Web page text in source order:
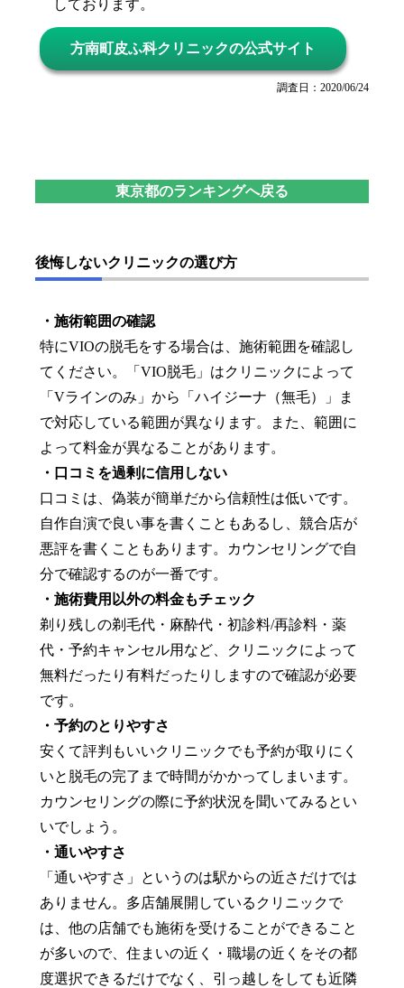
しております。
方南町皮ふ科クリニックの公式サイト
調査日：2020/06/24
東京都のランキングへ戻る
後悔しないクリニックの選び方
・施術範囲の確認
特にVIOの脱毛をする場合は、施術範囲を確認し
てください。「VIO脱毛」はクリニックによって
「Vラインのみ」から「ハイジーナ（無毛）」ま
で対応している範囲が異なります。また、範囲に
よって料金が異なることがあります。
・口コミを過剰に信用しない
口コミは、偽装が簡単だから信頼性は低いです。
自作自演で良い事を書くこともあるし、競合店が
悪評を書くこともあります。カウンセリングで自
分で確認するのが一番です。
・施術費用以外の料金もチェック
剃り残しの剃毛代・麻酔代・初診料/再診料・薬
代・予約キャンセル用など、クリニックによって
無料だったり有料だったりしますので確認が必要
です。
・予約のとりやすさ
安くて評判もいいクリニックでも予約が取りにく
いと脱毛の完了まで時間がかかってしまいます。
カウンセリングの際に予約状況を聞いてみるとい
いでしょう。
・通いやすさ
「通いやすさ」というのは駅からの近さだけでは
ありません。多店舗展開しているクリニックで
は、他の店舗でも施術を受けることができること
が多いので、住まいの近く・職場の近くをその都
度選択できるだけでなく、引っ越しをしても近隣